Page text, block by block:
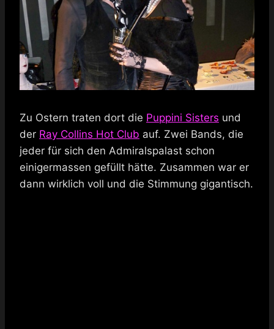
Zu Ostern traten dort die Puppini Sisters und
der Ray Collins Hot Club auf. Zwei Bands, die
jeder für sich den Admiralspalast schon
einigermassen gefüllt hätte. Zusammen war er
dann wirklich voll und die Stimmung gigantisch.